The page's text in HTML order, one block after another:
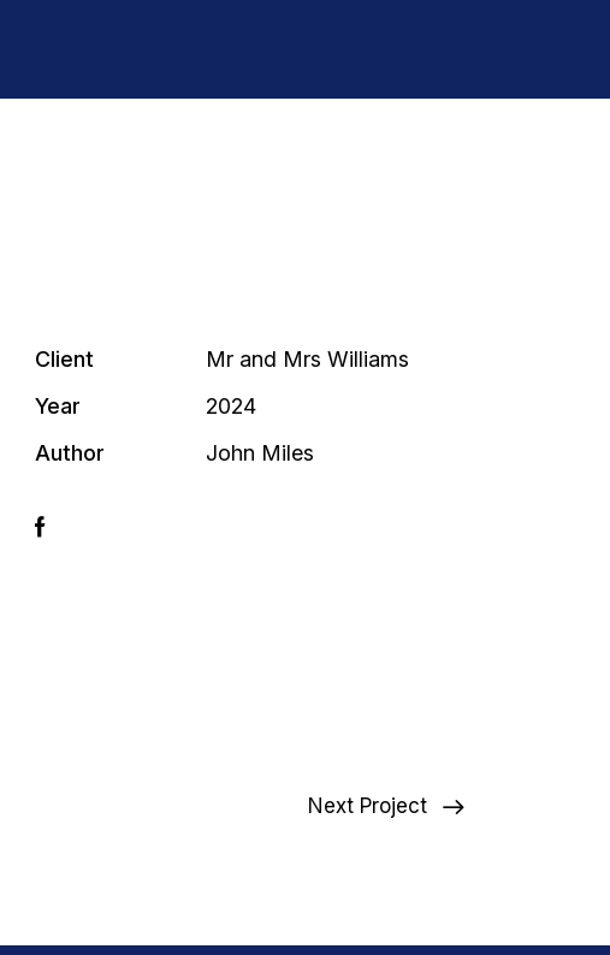
Client
Mr and Mrs Williams
Year
2024
Author
John Miles
Next Project